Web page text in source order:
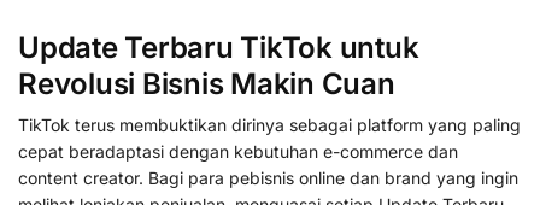
Update Terbaru TikTok untuk
Revolusi Bisnis Makin Cuan
TikTok terus membuktikan dirinya sebagai platform yang paling
cepat beradaptasi dengan kebutuhan e-commerce dan
content creator. Bagi para pebisnis online dan brand yang ingin